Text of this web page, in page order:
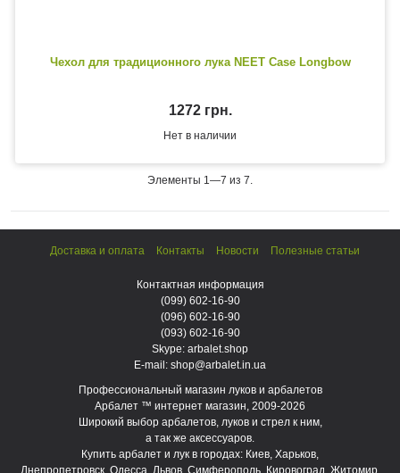
Чехол для традиционного лука NEET Case Longbow
1272 грн.
Нет в наличии
Элементы 1—7 из 7.
Профессиональный магазин луков и арбалетов
Арбалет ™ интернет магазин, 2009-2026
Широкий выбор арбалетов, луков и стрел к ним,
а так же аксессуаров.
Купить арбалет и лук в городах: Киев, Харьков,
Днепропетровск, Одесса, Львов, Симферополь, Кировоград, Житомир,
Доставка и оплата Контакты Новости Полезные статьи
Контактная информация
(099) 602-16-90
(096) 602-16-90
(093) 602-16-90
Skype: arbalet.shop
E-mail: shop@arbalet.in.ua